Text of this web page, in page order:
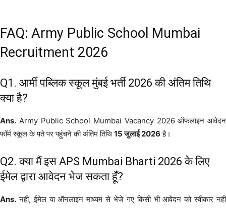
FAQ: Army Public School Mumbai
Recruitment 2026
Q1. आर्मी पब्लिक स्कूल मुंबई भर्ती 2026 की अंतिम तिथि
क्या है?
Ans. Army Public School Mumbai Vacancy 2026 ऑफलाइन आवेदन
फॉर्म स्कूल के पते पर पहुंचने की अंतिम तिथि 15 जुलाई 2026 है।
Q2. क्या मैं इस APS Mumbai Bharti 2026 के लिए
ईमेल द्वारा आवेदन भेज सकता हूँ?
Ans. नहीं, ईमेल या ऑनलाइन माध्यम से भेजे गए किसी भी आवेदन को स्वीकार नहीं